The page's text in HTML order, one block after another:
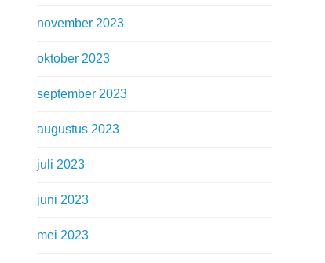
november 2023
oktober 2023
september 2023
augustus 2023
juli 2023
juni 2023
mei 2023